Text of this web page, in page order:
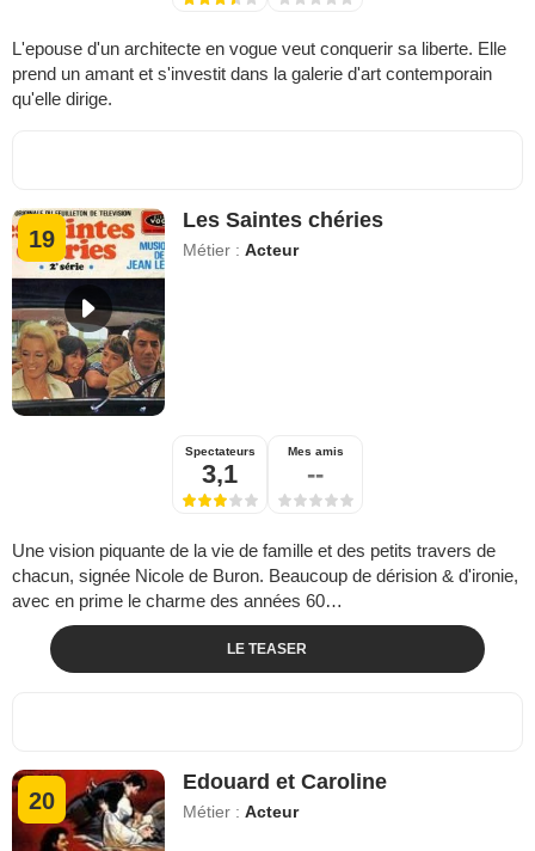
L'epouse d'un architecte en vogue veut conquerir sa liberte. Elle
prend un amant et s'investit dans la galerie d'art contemporain
qu'elle dirige.
19
Les Saintes chéries
Métier :Acteur
Spectateurs
3,1
Mes amis
--
Une vision piquante de la vie de famille et des petits travers de
chacun, signée Nicole de Buron. Beaucoup de dérision & d'ironie,
avec en prime le charme des années 60…
LE TEASER
20
Edouard et Caroline
Métier :Acteur